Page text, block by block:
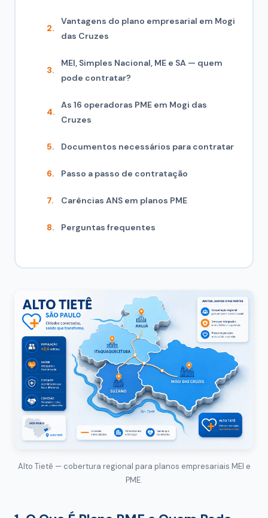
Vantagens do plano empresarial em Mogi
das Cruzes
MEI, Simples Nacional, ME e SA — quem
pode contratar?
As 16 operadoras PME em Mogi das
Cruzes
Documentos necessários para contratar
Passo a passo de contratação
Carências ANS em planos PME
Perguntas frequentes
Alto Tietê — cobertura regional para planos empresariais MEI e
PME.